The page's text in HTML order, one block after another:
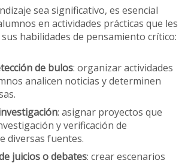
sea significativo, es esencial
en actividades prácticas que les
habilidades de pensamiento crítico:
de bulos: organizar actividades
analicen noticias y determinen
: asignar proyectos que
y verificación de
diversas fuentes.
juicios o debates: crear escenarios